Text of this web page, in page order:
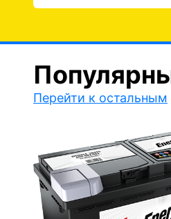
Перейти к остальным